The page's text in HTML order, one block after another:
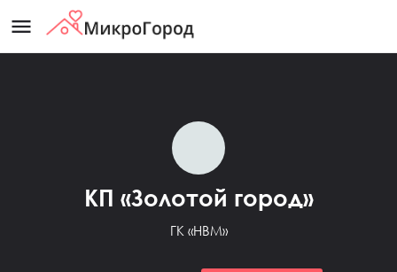
menu
КП «Золотой город»
ГК «HBM»